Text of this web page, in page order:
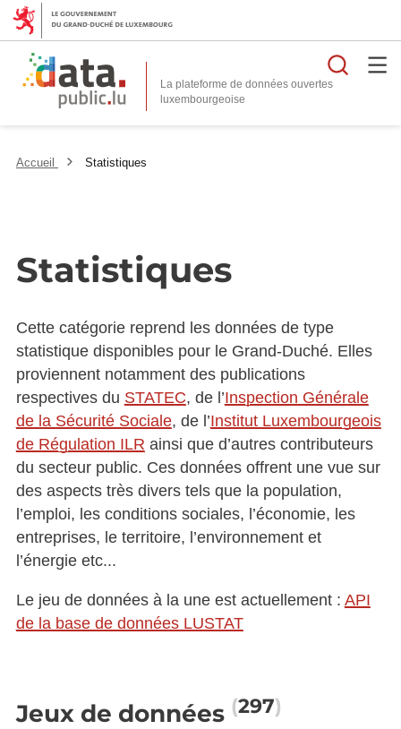
La plateforme de données ouvertes
Accueil Statistiques
Statistiques
Cette catégorie reprend les données de type
statistique disponibles pour le Grand-Duché. Elles
proviennent notamment des publications
respectives du STATEC, de l’Inspection Générale
de la Sécurité Sociale, de l’Institut Luxembourgeois
de Régulation ILR ainsi que d’autres contributeurs
du secteur public. Ces données offrent une vue sur
des aspects très divers tels que la population,
l’emploi, les conditions sociales, l’économie, les
entreprises, le territoire, l’environnement et
l’énergie etc...
Le jeu de données à la une est actuellement : API
de la base de données LUSTAT
Jeux de données 297